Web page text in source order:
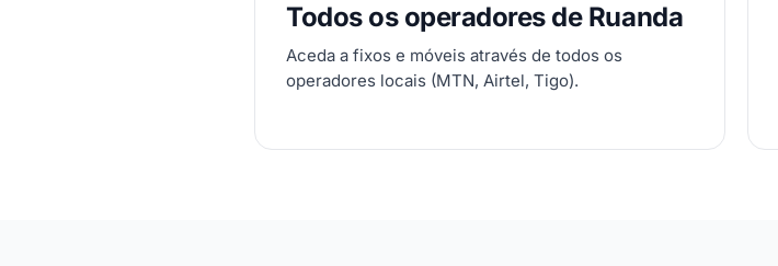
Todos os operadores de Ruanda
Aceda a fixos e móveis através de todos os
operadores locais (MTN, Airtel, Tigo).